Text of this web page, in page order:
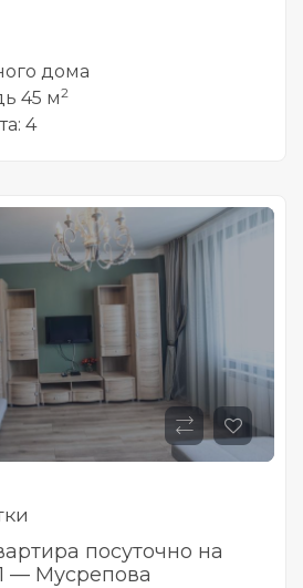
дома
45 м2
4
посуточно на
— Мусрепова